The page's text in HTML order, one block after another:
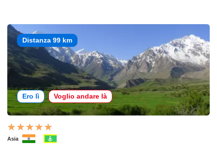
Distanza 99 km
Ero lì Voglio andare là
Asia